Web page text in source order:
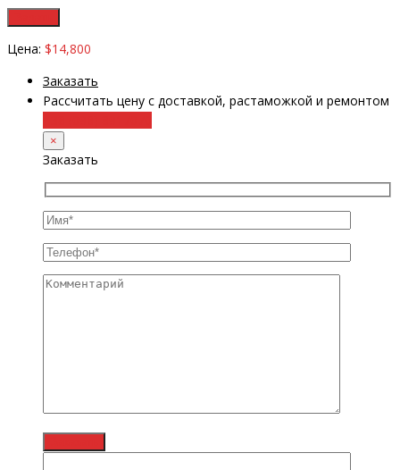
Цена: $14,800
Заказать
Рассчитать цену с доставкой, растаможкой и ремонтом
×
Заказать